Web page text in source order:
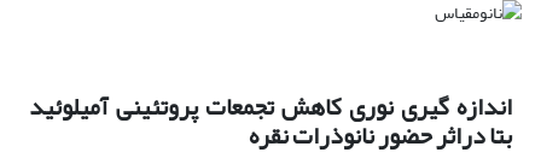
اندازه گیری نوری کاهش تجمعات پروتئینی آمیلوئید
بتا دراثر حضور نانوذرات نقره